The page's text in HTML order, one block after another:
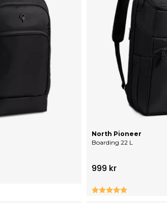
Boarding 22 L
North Pioneer
999 kr
Betyg: